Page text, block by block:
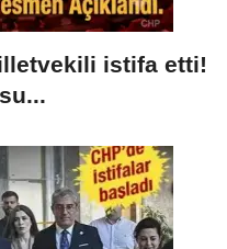
istifa etti!